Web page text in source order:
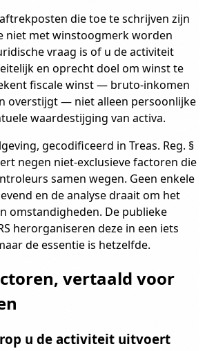
die toe te schrijven zijn
niet met winstoogmerk worden
vraag is of u de activiteit
en oprecht doel om winst te
fiscale winst — bruto-inkomen
overstijgt — niet alleen persoonlijke
waardestijging van activa.
gecodificeerd in Treas. Reg. §
negen niet-exclusieve factoren die
samen wegen. Geen enkele
en de analyse draait om het
omstandigheden. De publieke
herorganiseren deze in een iets
de essentie is hetzelfde.
vertaald voor
u de activiteit uitvoert